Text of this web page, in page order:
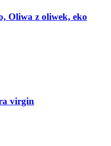
Oliwa z oliwek, eko
virgin